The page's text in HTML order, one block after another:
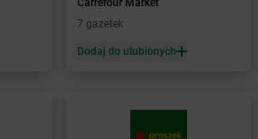
Carrefour Market
7 gazetek
Dodaj do ulubionych